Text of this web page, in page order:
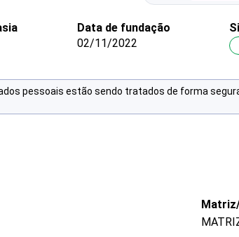
Data de fundação
02/11/2022
pessoais estão sendo tratados de forma